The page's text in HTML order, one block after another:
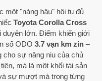
một "nàng hậu" hội tụ đủ
Toyota Corolla Cross
duyên lớn. Điểm khiến giới
số ODO 3.7 vạn km zin –
sự nâng niu của chủ
mà là một khối tài sản
sự mượt mà trong từng